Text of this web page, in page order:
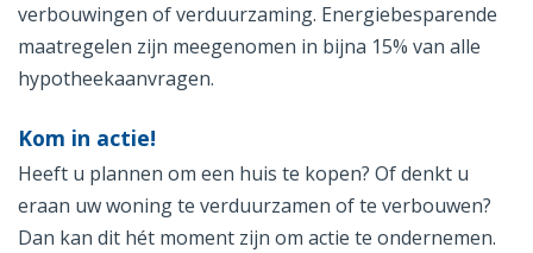
verbouwingen of verduurzaming. Energiebesparende
maatregelen zijn meegenomen in bijna 15% van alle
hypotheekaanvragen.
Kom in actie!
Heeft u plannen om een huis te kopen? Of denkt u
eraan uw woning te verduurzamen of te verbouwen?
Dan kan dit hét moment zijn om actie te ondernemen.